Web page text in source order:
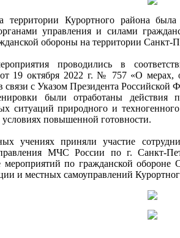
территории Курортного района была
управления и силами
обороны на территории Санкт-
проводились в
19 октября 2022 г. № 757 «О мерах,
связи с Указом Президента Российской
были отработаны действия
ситуаций природного и
условиях повышенной готовности.
учениях приняли участие
МЧС России по г. Санкт-
по гражданской обороне
и местных самоуправлений